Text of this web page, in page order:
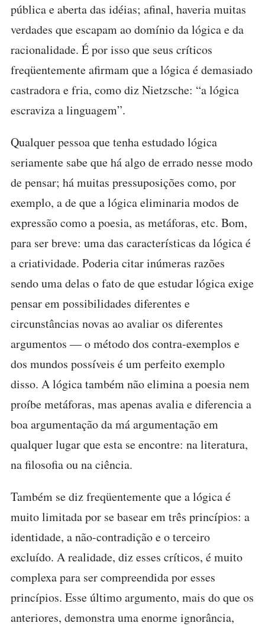
pública e aberta das idéias; afinal, haveria muitas
verdades que escapam ao domínio da lógica e da
racionalidade. É por isso que seus críticos
freqüentemente afirmam que a lógica é demasiado
castradora e fria, como diz Nietzsche: “a lógica
escraviza a linguagem”.
Qualquer pessoa que tenha estudado lógica
seriamente sabe que há algo de errado nesse modo
de pensar; há muitas pressuposições como, por
exemplo, a de que a lógica eliminaria modos de
expressão como a poesia, as metáforas, etc. Bom,
para ser breve: uma das características da lógica é
a criatividade. Poderia citar inúmeras razões
sendo uma delas o fato de que estudar lógica exige
pensar em possibilidades diferentes e
circunstâncias novas ao avaliar os diferentes
argumentos — o método dos contra-exemplos e
dos mundos possíveis é um perfeito exemplo
disso. A lógica também não elimina a poesia nem
proíbe metáforas, mas apenas avalia e diferencia a
boa argumentação da má argumentação em
qualquer lugar que esta se encontre: na literatura,
na filosofia ou na ciência.
Também se diz freqüentemente que a lógica é
muito limitada por se basear em três princípios: a
identidade, a não-contradição e o terceiro
excluído. A realidade, diz esses críticos, é muito
complexa para ser compreendida por esses
princípios. Esse último argumento, mais do que os
anteriores, demonstra uma enorme ignorância,